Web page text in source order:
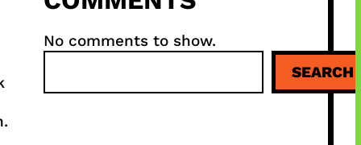
No comments to show.
a
SEARCH